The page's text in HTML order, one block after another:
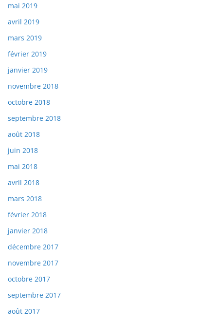
mai 2019
avril 2019
mars 2019
février 2019
janvier 2019
novembre 2018
octobre 2018
septembre 2018
août 2018
juin 2018
mai 2018
avril 2018
mars 2018
février 2018
janvier 2018
décembre 2017
novembre 2017
octobre 2017
septembre 2017
août 2017